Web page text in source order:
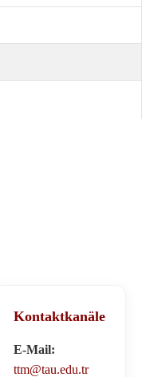
Kontaktkanäle
E-Mail:
ttm@tau.edu.tr